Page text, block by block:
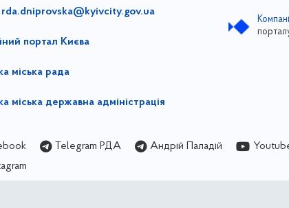
rda.dniprovska@kyivcity.gov.ua
портал Києва
міська рада
міська державна адміністрація
Telegram РДА Андрій Паладій